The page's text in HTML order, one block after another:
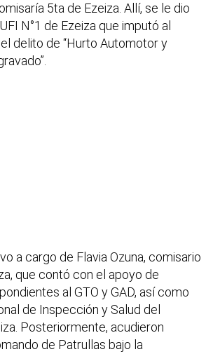
5ta de Ezeiza. Allí, se le dio
N°1 de Ezeiza que imputó al
delito de “Hurto Automotor y
a cargo de Flavia Ozuna, comisario
que contó con el apoyo de
al GTO y GAD, así como
de Inspección y Salud del
Posteriormente, acudieron
de Patrullas bajo la